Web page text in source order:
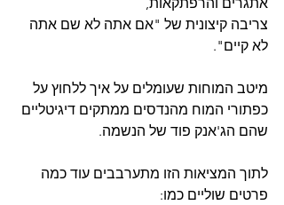
צריבה קיצונית של "אם אתה לא שם אתה
לא קיים".
מיטב המוחות שעומלים על איך ללחוץ על
כפתורי המוח מהנדסים ממתקים דיגיטליים
שהם הג'אנק פוד של הנשמה.
לתוך המציאות הזו מתערבבים עוד כמה
פרטים שוליים כמו: